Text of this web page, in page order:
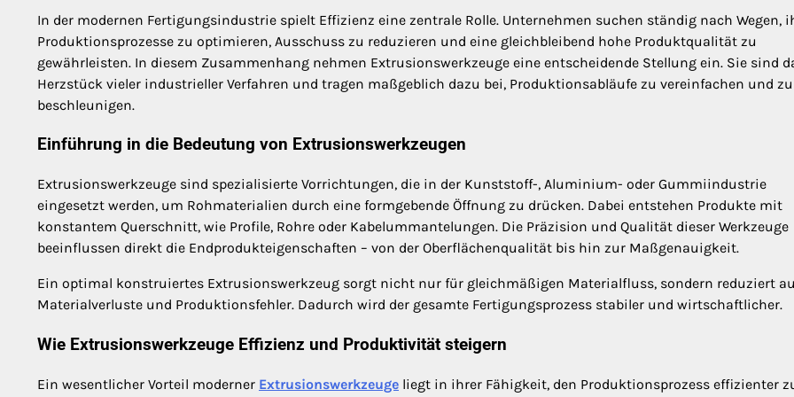
In der modernen Fertigungsindustrie spielt Effizienz eine zentrale Rolle. Unternehmen suchen ständig nach Wegen,
Produktionsprozesse zu optimieren, Ausschuss zu reduzieren und eine gleichbleibend hohe Produktqualität zu
gewährleisten. In diesem Zusammenhang nehmen Extrusionswerkzeuge eine entscheidende Stellung ein. Sie sind
Herzstück vieler industrieller Verfahren und tragen maßgeblich dazu bei, Produktionsabläufe zu vereinfachen und zu
beschleunigen.
Einführung in die Bedeutung von Extrusionswerkzeugen
Extrusionswerkzeuge sind spezialisierte Vorrichtungen, die in der Kunststoff-, Aluminium- oder Gummiindustrie
eingesetzt werden, um Rohmaterialien durch eine formgebende Öffnung zu drücken. Dabei entstehen Produkte mit
konstantem Querschnitt, wie Profile, Rohre oder Kabelummantelungen. Die Präzision und Qualität dieser Werkzeuge
beeinflussen direkt die Endprodukteigenschaften – von der Oberflächenqualität bis hin zur Maßgenauigkeit.
Ein optimal konstruiertes Extrusionswerkzeug sorgt nicht nur für gleichmäßigen Materialfluss, sondern reduziert
Materialverluste und Produktionsfehler. Dadurch wird der gesamte Fertigungsprozess stabiler und wirtschaftlicher.
Wie Extrusionswerkzeuge Effizienz und Produktivität steigern
Ein wesentlicher Vorteil moderner Extrusionswerkzeuge liegt in ihrer Fähigkeit, den Produktionsprozess effizienter